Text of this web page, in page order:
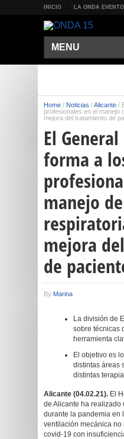
INICIO LA ONDA
MENU
Home / Noticias /Alicante /
profesionales en el manejo
mejora del tratamiento de
El
forma a
manejo
mejora
de
By Marina
La división de
sobre técnicas
herramienta
El objetivo es
distintas áreas
distintas
Alicante (04.02.21). El
de Alicante ha realizado
durante la pandemia en
ventilación mecánica
covid-19 con